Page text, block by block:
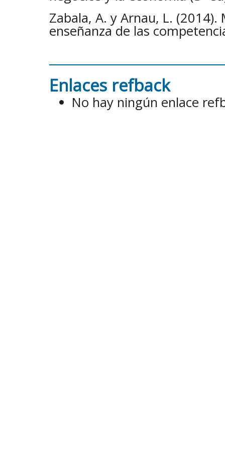
Zabala, A. y Arnau, L.
enseñanza de las
Enlaces refback
No hay ningún enlace